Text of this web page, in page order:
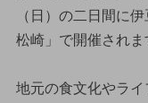
（日）の二日間に
松崎」で開催されま
地元の食文化やラ